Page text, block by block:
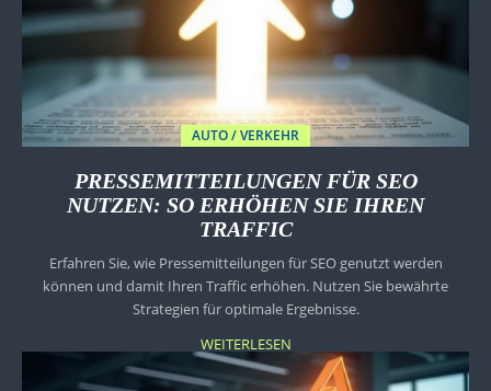
AUTO / VERKEHR
PRESSEMITTEILUNGEN FÜR SEO
NUTZEN: SO ERHÖHEN SIE IHREN
TRAFFIC
Erfahren Sie, wie Pressemitteilungen für SEO genutzt werden
können und damit Ihren Traffic erhöhen. Nutzen Sie bewährte
Strategien für optimale Ergebnisse.
WEITERLESEN